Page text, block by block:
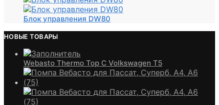
Блок управления DW80
НОВЫЕ ТОВАРЫ
Webasto Thermo Top C Volkswagen T5